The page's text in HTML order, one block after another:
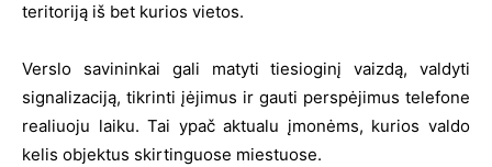
teritoriją iš bet kurios vietos.
Verslo savininkai gali matyti tiesioginį vaizdą, valdyti
signalizaciją, tikrinti įėjimus ir gauti perspėjimus telefone
realiuoju laiku. Tai ypač aktualu įmonėms, kurios valdo
kelis objektus skirtinguose miestuose.